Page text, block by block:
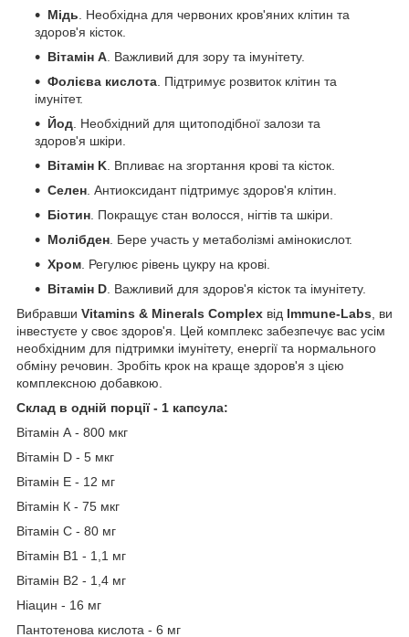
Мідь . Необхідна для червоних кров'яних клітин та
здоров'я кісток.
Вітамін A . Важливий для зору та імунітету.
Фолієва кислота . Підтримує розвиток клітин та
імунітет.
Йод . Необхідний для щитоподібної залози та
здоров'я шкіри.
Вітамін K . Впливає на згортання крові та кісток.
Селен . Антиоксидант підтримує здоров'я клітин.
Біотин . Покращує стан волосся, нігтів та шкіри.
Молібден . Бере участь у метаболізмі амінокислот.
Хром . Регулює рівень цукру на крові.
Вітамін D . Важливий для здоров'я кісток та імунітету.
Вибравши Vitamins & Minerals Complex від Immune-Labs , ви
інвестуєте у своє здоров'я. Цей комплекс забезпечує вас усім
необхідним для підтримки імунітету, енергії та нормального
обміну речовин. Зробіть крок на краще здоров'я з цією
комплексною добавкою.
Склад в одній порції - 1 капсула:
Вітамін А - 800 мкг
Вітамін D - 5 мкг
Вітамін Е - 12 мг
Вітамін К - 75 мкг
Вітамін С - 80 мг
Вітамін B1 - 1,1 мг
Вітамін B2 - 1,4 мг
Ніацин - 16 мг
Пантотенова кислота - 6 мг